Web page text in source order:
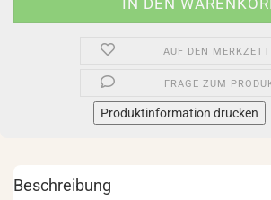
AUF DEN
FRAGE ZUM
Produktinformation drucken
Beschreibung